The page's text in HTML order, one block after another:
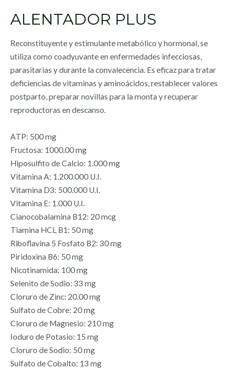
ALENTADOR PLUS
Reconstituyente y estimulante metabólico y hormonal, se
utiliza como coadyuvante en enfermedades infecciosas,
parasitarias y durante la convalecencia. Es eficaz para tratar
deficiencias de vitaminas y aminoácidos, restablecer valores
postparto, preparar novillas para la monta y recuperar
reproductoras en descanso.
ATP: 500 mg
Fructosa: 1000.00 mg
Hiposulfito de Calcio: 1.000 mg
Vitamina A: 1.200.000 U.I.
Vitamina D3: 500.000 U.I.
Vitamina E: 1.000 U.I.
Cianocobalamina B12: 20 mcg
Tiamina HCL B1: 50 mg
Riboflavina 5 Fosfato B2: 30 mg
Piridoxina B6: 50 mg
Nicotinamida: 100 mg
Selenito de Sodio: 33 mg
Cloruro de Zinc: 20.00 mg
Sulfato de Cobre: 20 mg
Cloruro de Magnesio: 210 mg
Ioduro de Potasio: 15 mg
Cloruro de Sodio: 50 mg
Sulfato de Cobalto: 13 mg